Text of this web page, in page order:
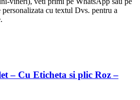
cu textul Dvs. pentru a
– Cu Eticheta si plic Roz –